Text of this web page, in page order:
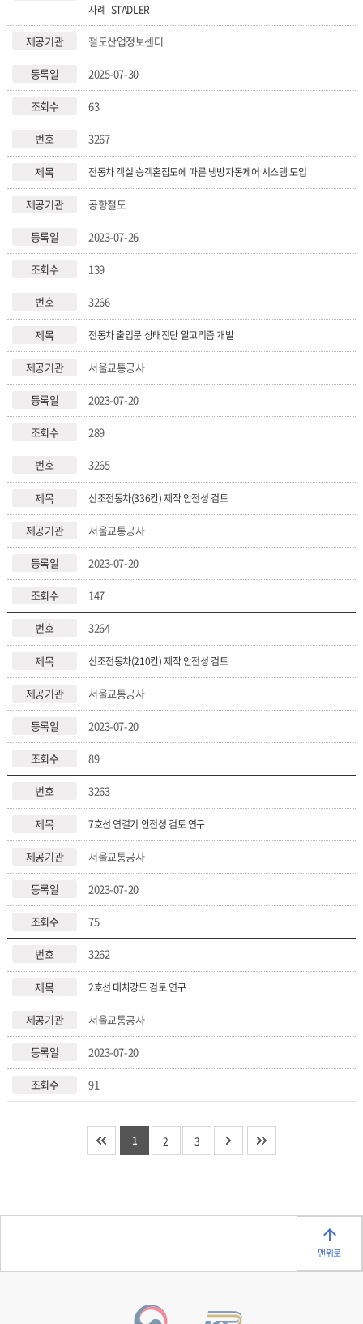
사례_STADLER
철도산업정보센터
2025-07-30
63
3267
전동차 객실 승객혼잡도에 따른 냉방자동제어 시스템 도입
공항철도
2023-07-26
139
3266
전동차 출입문 상태진단 알고리즘 개발
서울교통공사
2023-07-20
289
3265
신조전동차(336칸) 제작 안전성 검토
서울교통공사
2023-07-20
147
3264
신조전동차(210칸) 제작 안전성 검토
서울교통공사
2023-07-20
89
3263
7호선 연결기 안전성 검토 연구
서울교통공사
2023-07-20
75
3262
2호선 대차강도 검토 연구
서울교통공사
2023-07-20
91
1 2 3
맨위로